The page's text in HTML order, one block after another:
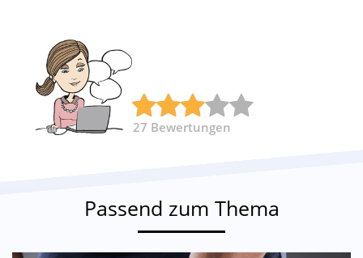
27 Bewertungen
Passend zum Thema